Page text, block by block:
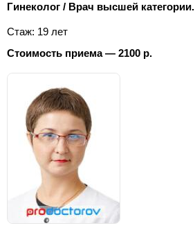
Гинеколог / Врач высшей категории.
Стаж: 19 лет
Стоимость приема — 2100 р.